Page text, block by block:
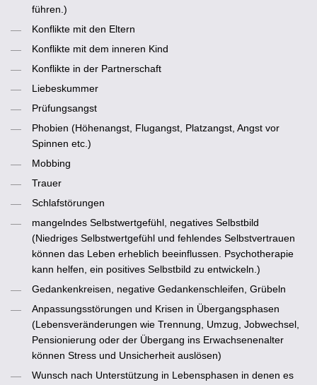
führen.)
Konflikte mit den Eltern
Konflikte mit dem inneren Kind
Konflikte in der Partnerschaft
Liebeskummer
Prüfungsangst
Phobien (Höhenangst, Flugangst, Platzangst, Angst vor
Spinnen etc.)
Mobbing
Trauer
Schlafstörungen
mangelndes Selbstwertgefühl, negatives Selbstbild
(Niedriges Selbstwertgefühl und fehlendes Selbstvertrauen
können das Leben erheblich beeinflussen. Psychotherapie
kann helfen, ein positives Selbstbild zu entwickeln.)
Gedankenkreisen, negative Gedankenschleifen, Grübeln
Anpassungsstörungen und Krisen in Übergangsphasen
(Lebensveränderungen wie Trennung, Umzug, Jobwechsel,
Pensionierung oder der Übergang ins Erwachsenenalter
können Stress und Unsicherheit auslösen)
Wunsch nach Unterstützung in Lebensphasen in denen es